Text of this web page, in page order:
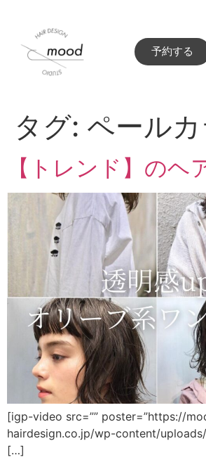
予約する
タグ: ペール
【トレンド】のヘ
[igp-video src=”” poster=”https://
hairdesign.co.jp/wp-content/
[…]